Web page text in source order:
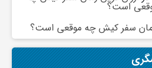
است؟
زمان سفر کیش چه موقعی است؟